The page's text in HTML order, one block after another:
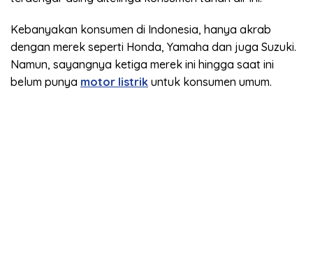
Kebanyakan konsumen di Indonesia, hanya akrab
dengan merek seperti Honda, Yamaha dan juga Suzuki.
Namun, sayangnya ketiga merek ini hingga saat ini
belum punya motor listrik untuk konsumen umum.